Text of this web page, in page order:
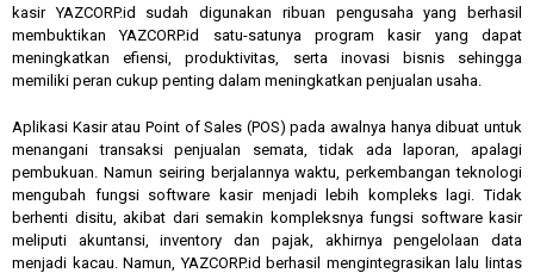
kasir YAZCORP.id sudah digunakan ribuan pengusaha yang berhasil
membuktikan YAZCORP.id satu-satunya program kasir yang dapat
meningkatkan efiensi, produktivitas, serta inovasi bisnis sehingga
memiliki peran cukup penting dalam meningkatkan penjualan usaha.
Aplikasi Kasir atau Point of Sales (POS) pada awalnya hanya dibuat untuk
menangani transaksi penjualan semata, tidak ada laporan, apalagi
pembukuan. Namun seiring berjalannya waktu, perkembangan teknologi
mengubah fungsi software kasir menjadi lebih kompleks lagi. Tidak
berhenti disitu, akibat dari semakin kompleksnya fungsi software kasir
meliputi akuntansi, inventory dan pajak, akhirnya pengelolaan data
menjadi kacau. Namun, YAZCORP.id berhasil mengintegrasikan lalu lintas